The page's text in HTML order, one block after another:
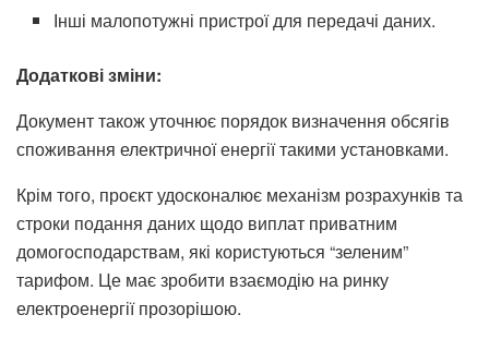
Інші малопотужні пристрої для передачі даних.
Додаткові зміни:
Документ також уточнює порядок визначення обсягів
споживання електричної енергії такими установками.
Крім того, проєкт удосконалює механізм розрахунків та
строки подання даних щодо виплат приватним
домогосподарствам, які користуються “зеленим”
тарифом. Це має зробити взаємодію на ринку
електроенергії прозорішою.